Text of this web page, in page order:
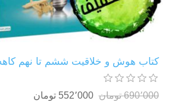
کتاب هوش و خلاقیت ششم تا نهم
690٬000 تومان 552٬000 تومان